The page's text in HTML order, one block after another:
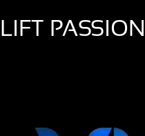
LIFT PASSION